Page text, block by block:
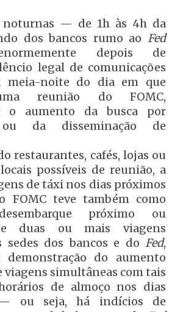
noturnas — de 1h às 4h da
dos bancos rumo ao Fed
depois de
legal de comunicações
meia-noite do dia em que
reunião do FOMC,
o aumento da busca por
ou da disseminação de
restaurantes, cafés, lojas ou
possíveis de reunião, a
de táxi nos dias próximos
FOMC teve também como
próximo ou
duas ou mais viagens
sedes dos bancos e do Fed,
do aumento
simultâneas com tais
de almoço nos dias
— ou seja, há indícios de